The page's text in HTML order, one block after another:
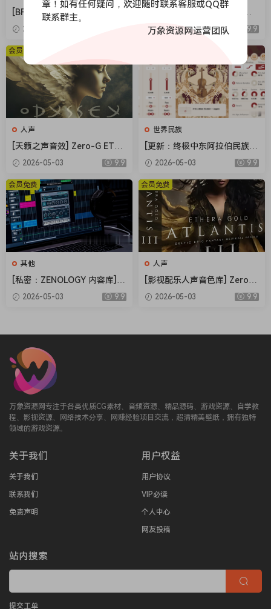
[BFD Player核心音色库] BFD
Drums BFD Player Core Libr
2026-05-03
摇滚] BFD Drums BFD Playe
r Extension London 70s v1.
2026-05-03 9.9
人声
[天籁之声音效] Zero-G ETHE
RA Gold Odyssey v1.0.2 [KO
2026-05-03 9.9
会员免费
世界民族
[更新：终极中东阿拉伯民族管
弦乐音源合集] Strezov Samp
ling Arabian Ethnic Orchestr
a v1.1 [KONTAKT]（57.37G
B）
2026-05-03 9.9
其他
[私密：ZENOLOGY 内容库] R
oland Cloud ZENOLOGY Co
ntent v2026.04-R2R [WiN]
2026-05-03 9.9
会员免费
人声
[影视配乐人声音色库] Zero-G
Ethera Gold Atlantis 3 v3.5.
2 [KONTAKT]（34.2GB）
2026-05-03 9.9
会员免费
万象资源网专注于各类优质CG素材、音频资源、精品源码、游戏资源、自学教
程、影视资源、网络技术分享、网赚经验项目交流，超清精美壁纸，拥有独特
领域的游戏资源。
关于我们
关于我们
联系我们
免责声明
用户权益
用户协议
VIP必读
个人中心
网友投稿
站内搜索
提交工单
章！如有任何疑问，欢迎随时联系客服或QQ群
联系群主。
万象资源网运营团队